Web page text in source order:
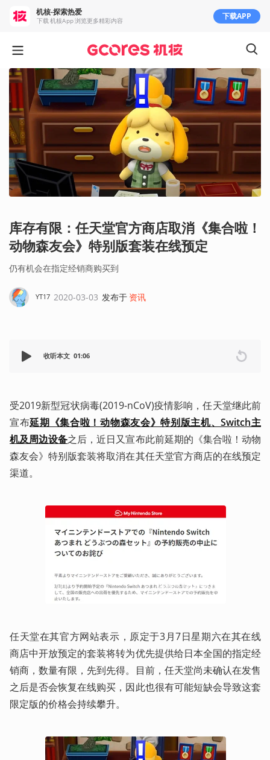
库存有限：任天堂官方商店取消《集合啦！
动物森友会》特别版套装在线预定
仍有机会在指定经销商购买到
YT17 2020-03-03 发布于 资讯
收听本文 01:06
受2019新型冠状病毒(2019-nCoV)疫情影响，任天堂继此前
宣布延期《集合啦！动物森友会》特别版主机、Switch主
机及周边设备之后，近日又宣布此前延期的《集合啦！动物
森友会》特别版套装将取消在其任天堂官方商店的在线预定
渠道。
任天堂在其官方网站表示，原定于3月7日星期六在其在线
商店中开放预定的套装将转为优先提供给日本全国的指定经
销商，数量有限，先到先得。目前，任天堂尚未确认在发售
之后是否会恢复在线购买，因此也很有可能短缺会导致这套
限定版的价格会持续攀升。
机核-探索热爱
下载 机核App 浏览更多精彩内容 下载APP